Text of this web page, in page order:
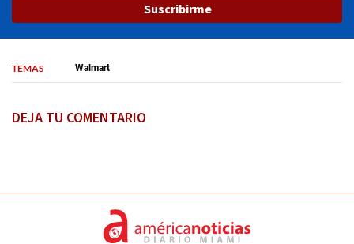
Suscribirme
TEMAS Walmart
DEJA TU COMENTARIO